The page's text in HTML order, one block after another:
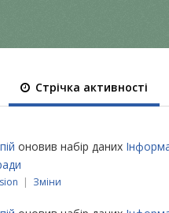
Стрічка активності
оновив набір даних
| Зміни